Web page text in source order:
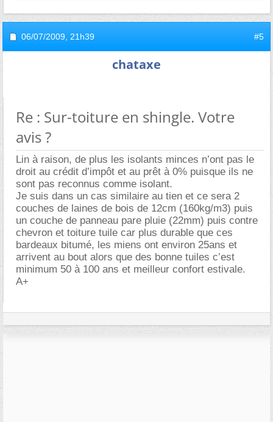
06/07/2009, 21h39 #5
chataxe
Re : Sur-toiture en shingle. Votre
avis ?
Lin à raison, de plus les isolants minces n’ont pas le
droit au crédit d’impôt et au prêt à 0% puisque ils ne
sont pas reconnus comme isolant.
Je suis dans un cas similaire au tien et ce sera 2
couches de laines de bois de 12cm (160kg/m3) puis
un couche de panneau pare pluie (22mm) puis contre
chevron et toiture tuile car plus durable que ces
bardeaux bitumé, les miens ont environ 25ans et
arrivent au bout alors que des bonne tuiles c’est
minimum 50 à 100 ans et meilleur confort estivale.
A+